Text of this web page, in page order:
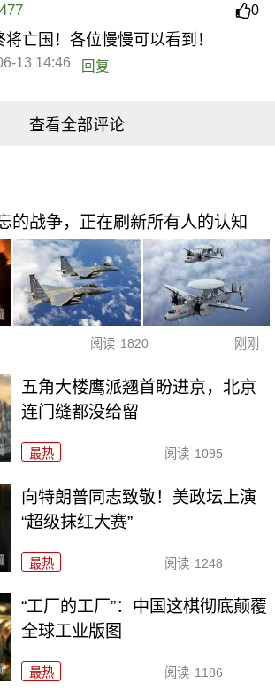
0
将亡国！各位慢慢可以看到！
13 14:46 回复
查看全部评论
的战争，正在刷新所有人的认知
阅读 1820 刚刚
五角大楼鹰派翘首盼进京，北京
连门缝都没给留
最热 阅读 1095
向特朗普同志致敬！美政坛上演
“超级抹红大赛”
最热 阅读 1248
“工厂的工厂”：中国这棋彻底颠覆
全球工业版图
最热 阅读 1186